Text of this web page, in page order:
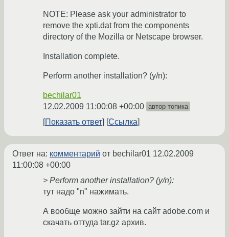
NOTE: Please ask your administrator to
remove the xpti.dat from the components
directory of the Mozilla or Netscape browser.
Installation complete.
Perform another installation? (y/n):
bechilar01
12.02.2009 11:00:08 +00:00 автор топика
Показать ответ Ссылка
Ответ на: комментарий от bechilar01 12.02.2009
11:00:08 +00:00
> Perform another installation? (y/n):
тут надо "n" нажимать.
А вообще можно зайти на сайт adobe.com и
скачать оттуда tar.gz архив.